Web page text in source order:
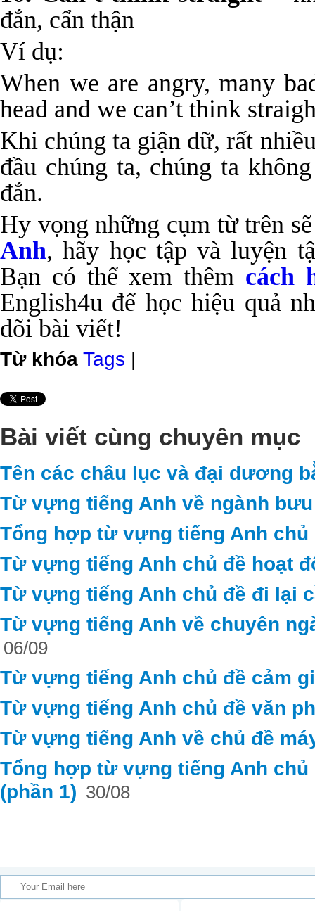
đắn, cẩn thận
Ví dụ:
When we are angry, many
head and we can’t think
Khi chúng ta giận dữ, rất
đầu chúng ta, chúng ta
đắn.
Hy vọng những cụm từ trên
Anh, hãy học tập và luyện
Bạn có thể xem thêm cách
English4u để học hiệu quả
dõi bài viết!
Từ khóa Tags |
Bài viết cùng chuyên mục
Tên các châu lục và đại dương
Từ vựng tiếng Anh về ngành
Tổng hợp từ vựng tiếng Anh chủ
Từ vựng tiếng Anh chủ đề hoạt
Từ vựng tiếng Anh chủ đề đi lại
Từ vựng tiếng Anh về chuyên
06/09
Từ vựng tiếng Anh chủ đề cảm
Từ vựng tiếng Anh chủ đề văn
Từ vựng tiếng Anh về chủ đề
Tổng hợp từ vựng tiếng Anh
(phần 1) 30/08